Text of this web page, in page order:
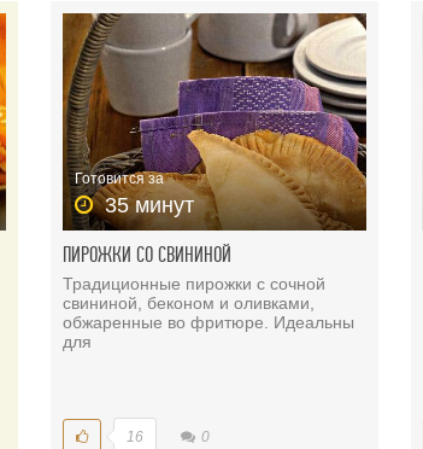
Готовится за
35 минут
ПИРОЖКИ СО СВИНИНОЙ
Традиционные пирожки с сочной
свининой, беконом и оливками,
обжаренные во фритюре. Идеальны
для
16 0